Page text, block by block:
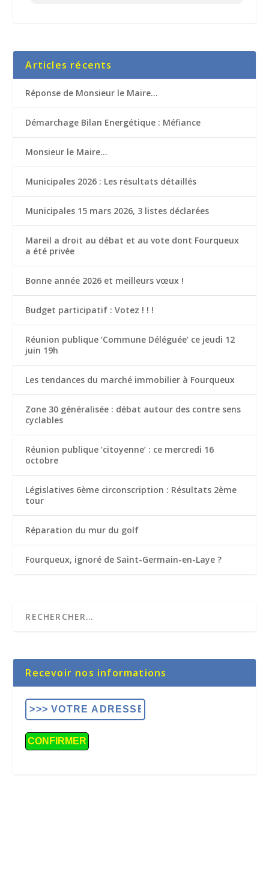
Articles récents
Réponse de Monsieur le Maire…
Démarchage Bilan Energétique : Méfiance
Monsieur le Maire…
Municipales 2026 : Les résultats détaillés
Municipales 15 mars 2026, 3 listes déclarées
Mareil a droit au débat et au vote dont Fourqueux
a été privée
Bonne année 2026 et meilleurs vœux !
Budget participatif : Votez ! ! !
Réunion publique ‘Commune Déléguée’ ce jeudi 12
juin 19h
Les tendances du marché immobilier à Fourqueux
Zone 30 généralisée : débat autour des contre sens
cyclables
Réunion publique ‘citoyenne’ : ce mercredi 16
octobre
Législatives 6ème circonscription : Résultats 2ème
tour
Réparation du mur du golf
Fourqueux, ignoré de Saint-Germain-en-Laye ?
Recevoir nos informations